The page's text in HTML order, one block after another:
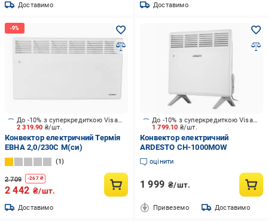
Доставимо Доставимо
2 319.90 ₴/шт.
До -10% з суперкредиткою Visa Вигода
Конвектор електричний Термія
ЕВНА 2,0/230С М(си)
1
2 709 -267₴
2 442 ₴/шт.
Доставимо
1 799.10 ₴/шт.
До -10% з суперкредиткою Visa Вигода
Конвектор електричний
ARDESTO CH-1000MOW
оцінити
1 999 ₴/шт.
Привеземо Доставимо